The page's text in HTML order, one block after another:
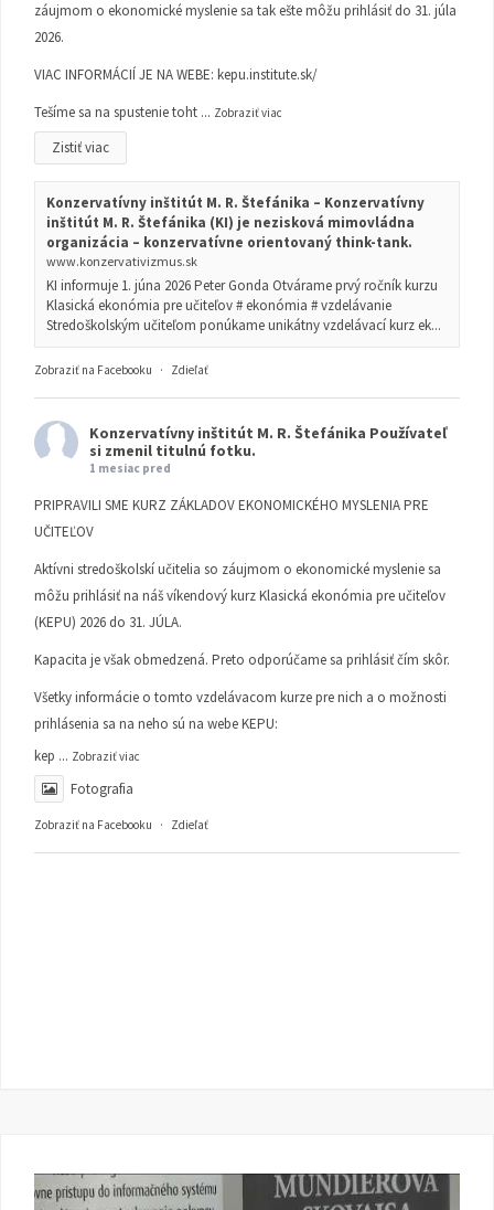
záujmom o ekonomické myslenie sa tak ešte môžu prihlásiť do 31. júla
2026.
VIAC INFORMÁCIÍ JE NA WEBE: kepu.institute.sk/
Tešíme sa na spustenie toht ... Zobraziť viac
Zistiť viac
Konzervatívny inštitút M. R. Štefánika – Konzervatívny
inštitút M. R. Štefánika (KI) je nezisková mimovládna
organizácia – konzervatívne orientovaný think-tank.
www.konzervativizmus.sk
KI informuje 1. júna 2026 Peter Gonda Otvárame prvý ročník kurzu
Klasická ekonómia pre učiteľov # ekonómia # vzdelávanie
Stredoškolským učiteľom ponúkame unikátny vzdelávací kurz ek...
Zobraziť na Facebooku · Zdieľať
Konzervatívny inštitút M. R. Štefánika Používateľ
si zmenil titulnú fotku.
1 mesiac pred
PRIPRAVILI SME KURZ ZÁKLADOV EKONOMICKÉHO MYSLENIA PRE
UČITEĽOV
Aktívni stredoškolskí učitelia so záujmom o ekonomické myslenie sa
môžu prihlásiť na náš víkendový kurz Klasická ekonómia pre učiteľov
(KEPU) 2026 do 31. JÚLA.
Kapacita je však obmedzená. Preto odporúčame sa prihlásiť čím skôr.
Všetky informácie o tomto vzdelávacom kurze pre nich a o možnosti
prihlásenia sa na neho sú na webe KEPU:
kep ... Zobraziť viac
Fotografia
Zobraziť na Facebooku · Zdieľať